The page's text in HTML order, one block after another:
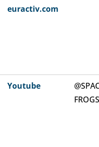
euractiv.com
Youtube
FROGS